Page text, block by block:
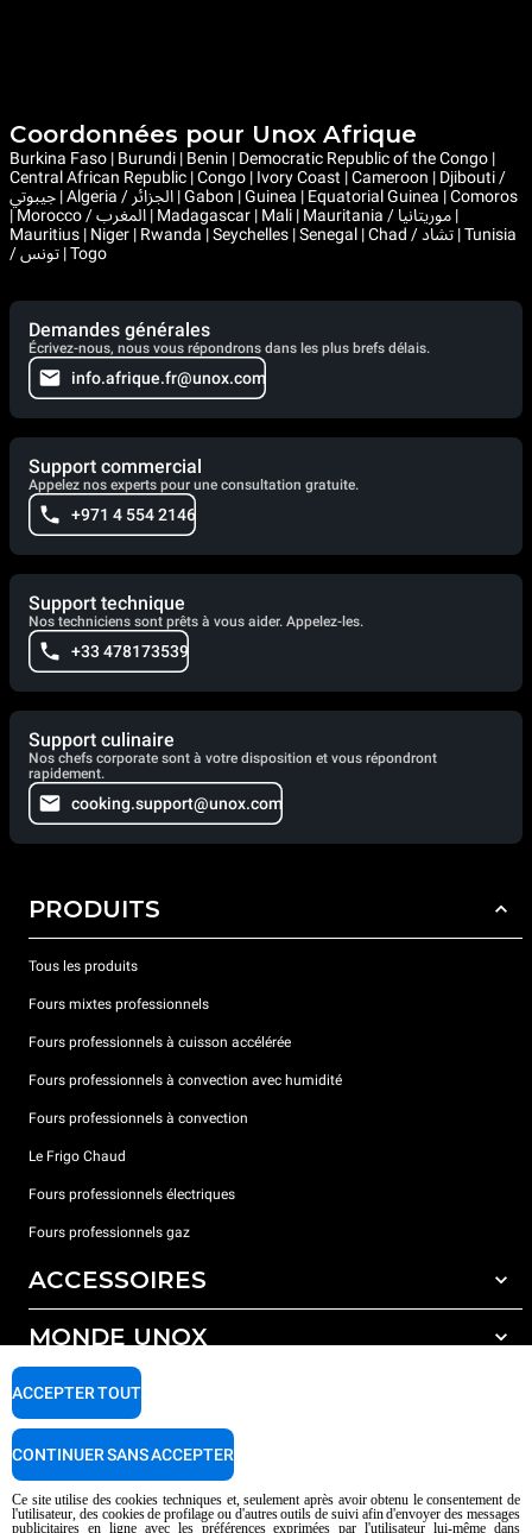
Coordonnées pour Unox Afrique
Burkina Faso | Burundi | Benin | Democratic Republic of the Congo |
Central African Republic | Congo | Ivory Coast | Cameroon | Djibouti /
جيبوتي | Algeria / الجزائر | Gabon | Guinea | Equatorial Guinea | Comoros
| Morocco / المغرب | Madagascar | Mali | Mauritania / موريتانيا |
Mauritius | Niger | Rwanda | Seychelles | Senegal | Chad / تشاد | Tunisia
/ تونس | Togo
Demandes générales
Écrivez-nous, nous vous répondrons dans les plus brefs délais.
info.afrique.fr@unox.com
Support commercial
Appelez nos experts pour une consultation gratuite.
+971 4 554 2146
Support technique
Nos techniciens sont prêts à vous aider. Appelez-les.
+33 478173539
Support culinaire
Nos chefs corporate sont à votre disposition et vous répondront
rapidement.
cooking.support@unox.com
PRODUITS
Tous les produits
Fours mixtes professionnels
Fours professionnels à cuisson accélérée
Fours professionnels à convection avec humidité
Fours professionnels à convection
Le Frigo Chaud
Fours professionnels électriques
Fours professionnels gaz
ACCESSOIRES
Tous les accessoires
Détergents pour lavage automatique
Détergents pour lavage manuel
Traitement de l'eau avec filtres à résine
MONDE UNOX
Nos bureaux dans le monde
SUPPORT
Garantie Unox
Trouver les Centres SAV
Ce site utilise des cookies techniques et, seulement après avoir obtenu le consentement de
l'utilisateur, des cookies de profilage ou d'autres outils de suivi afin d'envoyer des messages
publicitaires en ligne avec les préférences exprimées par l'utilisateur lui-même dans
ACCEPTER TOUT
CONTINUER SANS ACCEPTER